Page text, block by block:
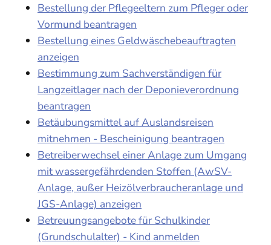
Bestellung der Pflegeeltern zum Pfleger oder
Vormund beantragen
Bestellung eines Geldwäschebeauftragten
anzeigen
Bestimmung zum Sachverständigen für
Langzeitlager nach der Deponieverordnung
beantragen
Betäubungsmittel auf Auslandsreisen
mitnehmen - Bescheinigung beantragen
Betreiberwechsel einer Anlage zum Umgang
mit wassergefährdenden Stoffen (AwSV-
Anlage, außer Heizölverbraucheranlage und
JGS-Anlage) anzeigen
Betreuungsangebote für Schulkinder
(Grundschulalter) - Kind anmelden